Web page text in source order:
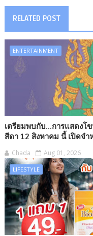
RELATED POST
ENTERTAINMENT
เตรียมพบกับ...การแสดงโ
สีดา 12 สิงหาคม นี้ เปิดจำ
Chada Aug 01, 2026
LIFESTYLE